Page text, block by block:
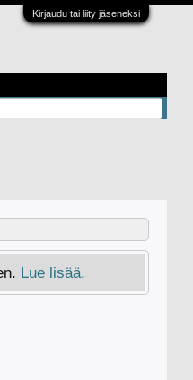
Kirjaudu tai liity jäseneksi
Lue lisää.